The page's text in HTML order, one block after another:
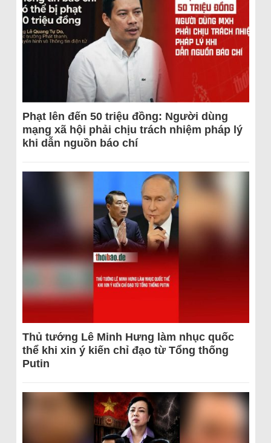
Phạt lên đến 50 triệu đồng: Người dùng
mạng xã hội phải chịu trách nhiệm pháp lý
khi dẫn nguồn báo chí
Thủ tướng Lê Minh Hưng làm nhục quốc
thể khi xin ý kiến chỉ đạo từ Tổng thống
Putin